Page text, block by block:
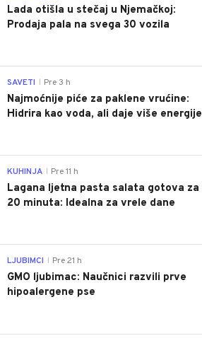
Lada otišla u stečaj u Njemačkoj:
Prodaja pala na svega 30 vozila
SAVETI Pre 3 h
Najmoćnije piće za paklene vrućine:
Hidrira kao voda, ali daje više energije
KUHINJA Pre 11 h
Lagana ljetna pasta salata gotova za
20 minuta: Idealna za vrele dane
LJUBIMCI Pre 21 h
GMO ljubimac: Naučnici razvili prve
hipoalergene pse